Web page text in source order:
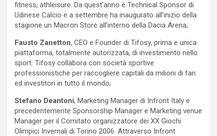
fitness, athleisure. Da quest’anno è Technical Sponsor di
Udinese Calcio e a settembre ha inaugurato all’inizio della
stagione un Macron Store all’interno della Dacia Arena;
Fausto Zanetton, CEO e Founder di Tifosy, prima e unica
piattaforma, totalmente autorizzata, di investimento nello
sport. Tifosy collabora con società sportive
professionistiche per raccogliere capitali da milioni di fan
ed investitori in tutto il mondo;
Stefano Deantoni, Marketing Manager di Infront Italy e
precedentemente Sponsorship Manager e Marketing venue
Manager per il Comitato organizzatore dei XX Giochi
Olimpici Invernali di Torino 2006. Attraverso Infront